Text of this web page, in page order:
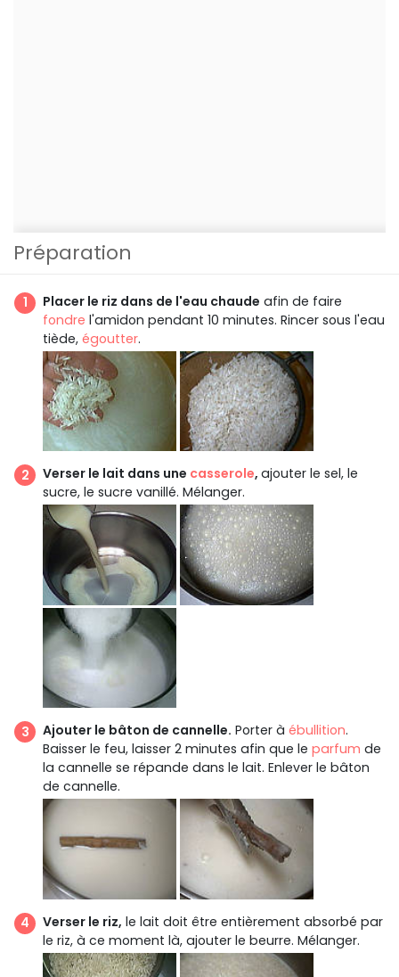
Préparation
Placer le riz dans de l'eau chaude afin de faire
fondre l'amidon pendant 10 minutes. Rincer sous l'eau
tiède, égoutter.
Verser le lait dans une casserole, ajouter le sel, le
sucre, le sucre vanillé. Mélanger.
Ajouter le bâton de cannelle. Porter à ébullition.
Baisser le feu, laisser 2 minutes afin que le parfum de
la cannelle se répande dans le lait. Enlever le bâton
de cannelle.
Verser le riz, le lait doit être entièrement absorbé par
le riz, à ce moment là, ajouter le beurre. Mélanger.